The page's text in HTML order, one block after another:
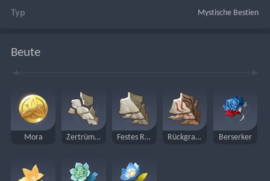
Typ Mystische Bestien
Beute
Mora Zertrümmertes Rückgrat Festes Rückgrat Rückgrat mit gemeißeltem Muster Berserker